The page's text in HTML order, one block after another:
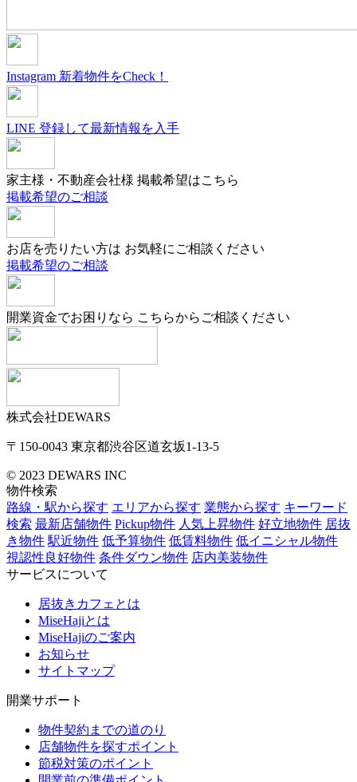
Instagram 新着物件をCheck！
LINE 登録して最新情報を入手
家主様・不動産会社様 掲載希望はこちら
掲載希望のご相談
お店を売りたい方は お気軽にご相談ください
掲載希望のご相談
開業資金でお困りなら こちらからご相談ください
株式会社DEWARS
〒150-0043 東京都渋谷区道玄坂1-13-5
© 2023 DEWARS INC
物件検索
路線・駅から探す エリアから探す 業態から探す キーワード
検索 最新店舗物件 Pickup物件 人気上昇物件 好立地物件 居抜
き物件 駅近物件 低予算物件 低賃料物件 低イニシャル物件
視認性良好物件 条件ダウン物件 店内美装物件
サービスについて
居抜きカフェとは
MiseHajiとは
MiseHajiのご案内
お知らせ
サイトマップ
開業サポート
物件契約までの道のり
店舗物件を探すポイント
節税対策のポイント